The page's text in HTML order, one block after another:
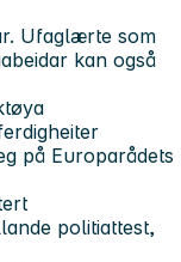
Ufaglærte som
kan også
på Europarådets
politiattest,